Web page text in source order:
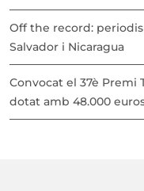
Off the record:
Salvador i Nicaragua
Convocat el 37è Premi
dotat amb 48.000